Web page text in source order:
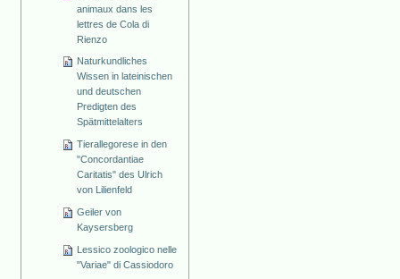
animaux dans les
lettres de Cola di
Rienzo
Naturkundliches
Wissen in lateinischen
und deutschen
Predigten des
Spätmittelalters
Tierallegorese in den
"Concordantiae
Caritatis" des Ulrich
von Lilienfeld
Geiler von
Kaysersberg
Lessico zoologico nelle
"Variae" di Cassiodoro